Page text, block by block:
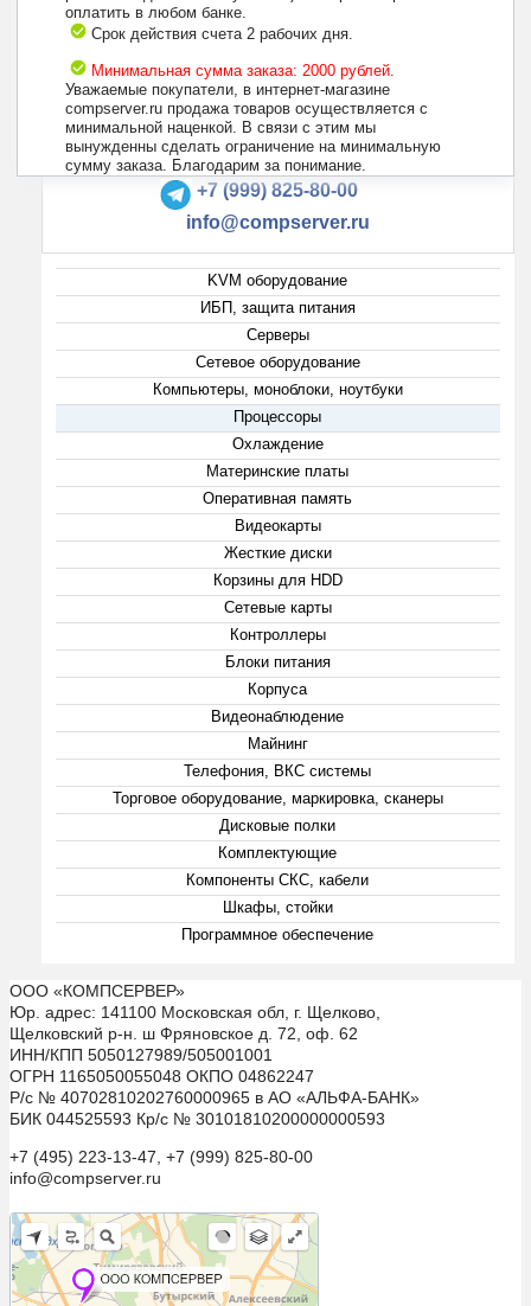
оплатить в любом банке.
Срок действия счета 2 рабочих дня.
Минимальная сумма заказа: 2000 рублей.
Уважаемые покупатели, в интернет-магазине
compserver.ru продажа товаров осуществляется с
минимальной наценкой. В связи с этим мы
вынужденны сделать ограничение на минимальную
сумму заказа. Благодарим за понимание.
+7 (495) 223-13-47
+7 (999) 825-80-00
info@compserver.ru
KVM оборудование
ИБП, защита питания
Серверы
Сетевое оборудование
Компьютеры, моноблоки, ноутбуки
Процессоры
Охлаждение
Материнские платы
Оперативная память
Видеокарты
Жесткие диски
Корзины для HDD
Сетевые карты
Контроллеры
Блоки питания
Корпуса
Видеонаблюдение
Майнинг
Телефония, ВКС системы
Торговое оборудование, маркировка, сканеры
Дисковые полки
Комплектующие
Компоненты СКС, кабели
Шкафы, стойки
Программное обеспечение
ООО «КОМПСЕРВЕР»
Юр. адрес: 141100 Московская обл, г. Щелково,
Щелковский р-н. ш Фряновское д. 72, оф. 62
ИНН/КПП 5050127989/505001001
ОГРН 1165050055048 ОКПО 04862247
Р/с № 40702810202760000965 в АО «АЛЬФА-БАНК»
БИК 044525593 Кр/с № 30101810200000000593
+7 (495) 223-13-47, +7 (999) 825-80-00
info@compserver.ru